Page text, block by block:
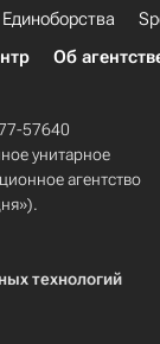
Единоборства
Об
57640
унитарное
агентство
технологий